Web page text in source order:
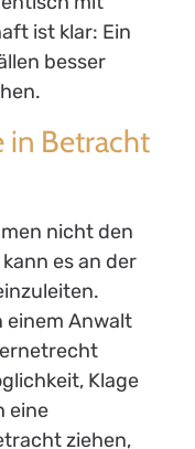
ist klar: Ein
besser
in Betracht
nicht den
es an der
einem Anwalt
Klage
eine
ziehen,